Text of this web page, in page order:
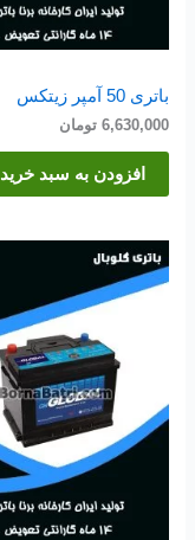
باتری 50 آمپر زیتکس
6,630,000 تومان
افزودن به سبد خرید